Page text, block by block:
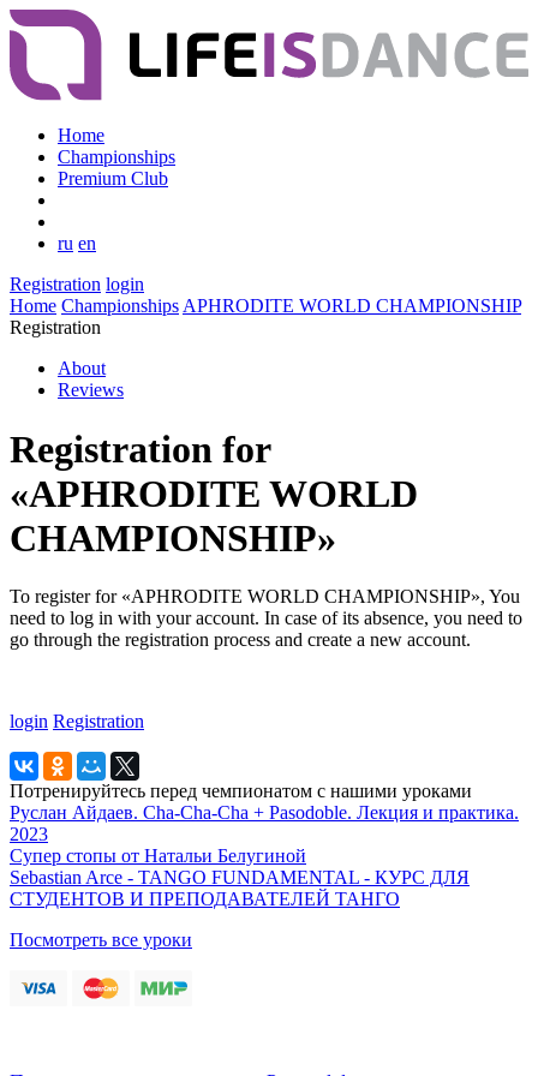
Home
Championships
Premium Club
ru en
Registration login
Home ChampionshipsAPHRODITE WORLD CHAMPIONSHIP
Registration
About
Reviews
Registration for
«APHRODITE WORLD
CHAMPIONSHIP»
To register for «APHRODITE WORLD CHAMPIONSHIP», You
need to log in with your account. In case of its absence, you need to
go through the registration process and create a new account.
login Registration
Потренируйтесь перед чемпионатом с нашими уроками
Руслан Айдаев. Cha-Cha-Cha + Pasodoble. Лекция и практика.
2023
Супер стопы от Натальи Белугиной
Sebastian Arce - TANGO FUNDAMENTAL - КУРС ДЛЯ
СТУДЕНТОВ И ПРЕПОДАВАТЕЛЕЙ ТАНГО
Посмотреть все уроки